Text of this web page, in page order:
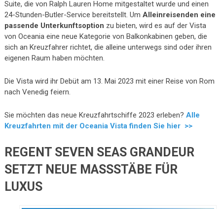
Suite, die von Ralph Lauren Home mitgestaltet wurde und einen
24-Stunden-Butler-Service bereitstellt. Um Alleinreisenden eine
passende Unterkunftsoption zu bieten, wird es auf der Vista
von Oceania eine neue Kategorie von Balkonkabinen geben, die
sich an Kreuzfahrer richtet, die alleine unterwegs sind oder ihren
eigenen Raum haben möchten.
Die Vista wird ihr Debüt am 13. Mai 2023 mit einer Reise von Rom
nach Venedig feiern.
Sie möchten das neue Kreuzfahrtschiffe 2023 erleben? Alle
Kreuzfahrten mit der Oceania Vista finden Sie hier >>
REGENT SEVEN SEAS GRANDEUR
SETZT NEUE MASSSTÄBE FÜR L
UXUS